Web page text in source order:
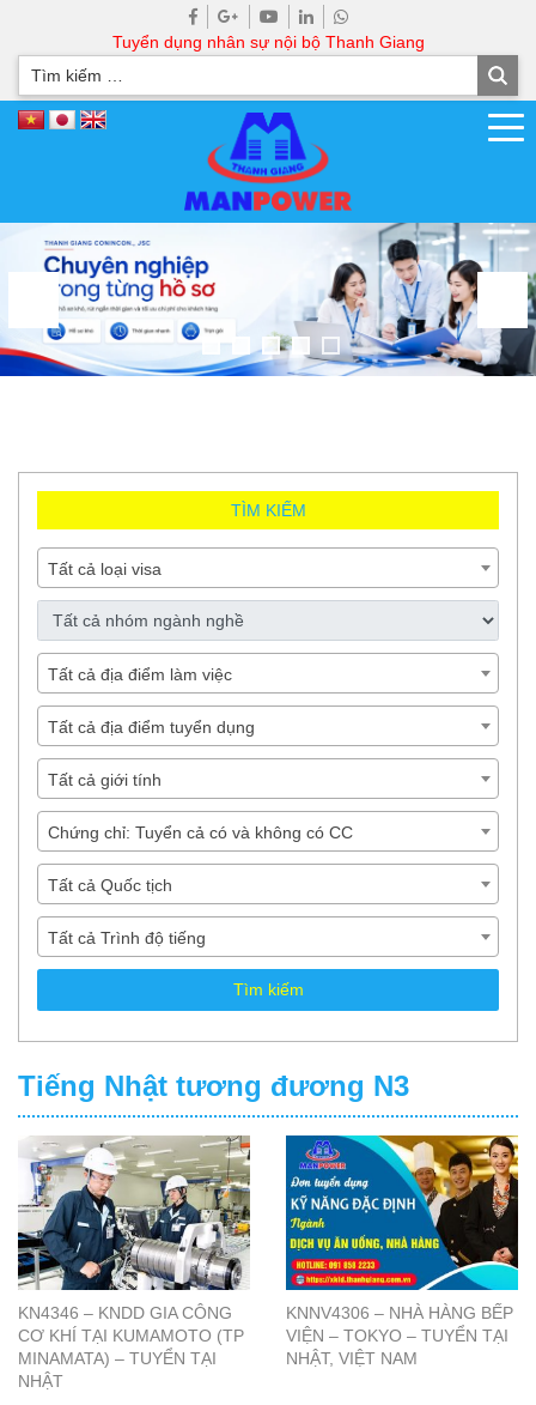
Tuyển dụng nhân sự nội bộ Thanh Giang
TÌM KIẾM
Tất cả loại visa
Tất cả địa điểm làm việc
Tất cả địa điểm tuyển dụng
Tất cả giới tính
Chứng chỉ: Tuyển cả có và không có CC
Tất cả Quốc tịch
Tất cả Trình độ tiếng
Tìm kiếm
Tiếng Nhật tương đương N3
KN4346 – KNDD GIA CÔNG
CƠ KHÍ TẠI KUMAMOTO (TP
MINAMATA) – TUYỂN TẠI
NHẬT
KNNV4306 – NHÀ HÀNG BẾP
VIỆN – TOKYO – TUYỂN TẠI
NHẬT, VIỆT NAM